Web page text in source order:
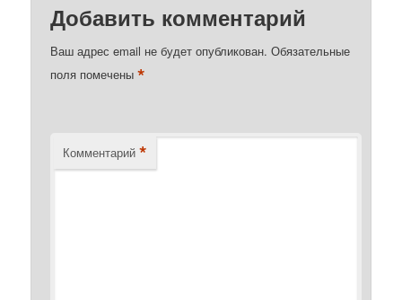
Добавить комментарий
Ваш адрес email не будет опубликован. Обязательные
поля помечены*
Комментарий *